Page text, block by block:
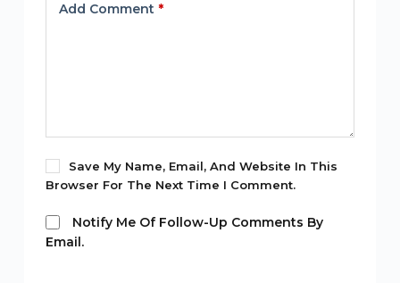
Add Comment *
Save My Name, Email, And Website In This
Browser For The Next Time I Comment.
Notify Me Of Follow-Up Comments By
Email.